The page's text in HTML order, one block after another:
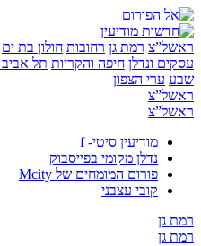
רמת גן רחובות חולון בת ים
ונדלן חיפה והקריות תל אביב
ערי הצפון
מודיעין סיטי- f
נדלן מקומי בפייסבוק
פורום המומחים של Mcity
קובי עצבני